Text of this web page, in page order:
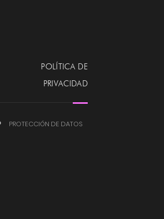
POLÍTICA DE
PRIVACIDAD
PROTECCIÓN DE DATOS